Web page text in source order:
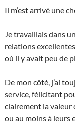
Il m’est arrivé une
Je travaillais dans
relations
où il y avait peu de
De mon côté, j’ai
service, félicitant
clairement la valeur
ou au moins à leurs